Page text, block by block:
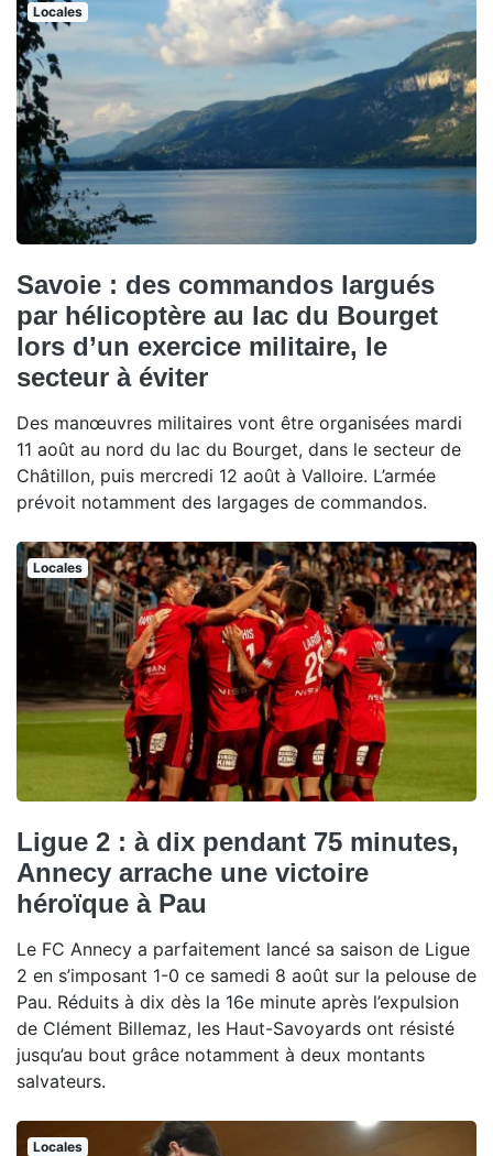
Locales
Savoie : des commandos largués
par hélicoptère au lac du Bourget
lors d’un exercice militaire, le
secteur à éviter
Des manœuvres militaires vont être organisées mardi
11 août au nord du lac du Bourget, dans le secteur de
Châtillon, puis mercredi 12 août à Valloire. L’armée
prévoit notamment des largages de commandos.
Locales
Ligue 2 : à dix pendant 75 minutes,
Annecy arrache une victoire
héroïque à Pau
Le FC Annecy a parfaitement lancé sa saison de Ligue
2 en s’imposant 1-0 ce samedi 8 août sur la pelouse de
Pau. Réduits à dix dès la 16e minute après l’expulsion
de Clément Billemaz, les Haut-Savoyards ont résisté
jusqu’au bout grâce notamment à deux montants
salvateurs.
Locales